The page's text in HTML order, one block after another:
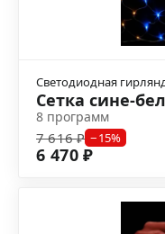
Светодиодная
Сетка сине-
8 программ
7 616 ₽ −15%
6 470 ₽